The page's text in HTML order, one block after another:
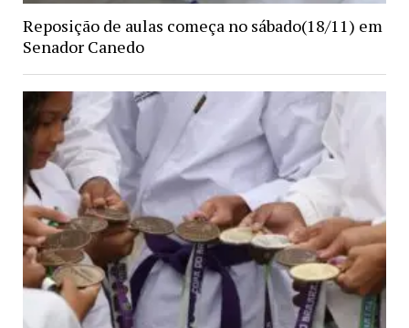
Reposição de aulas começa no sábado(18/11) em
Senador Canedo